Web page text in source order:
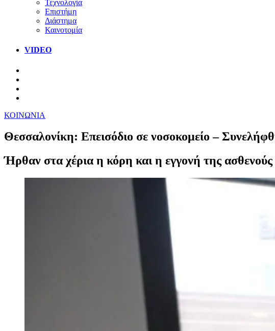
Τεχνολογία
Επιστήμη
Διάστημα
Καινοτομία
VIDEO
ΚΟΙΝΩΝΙΑ
Θεσσαλονίκη: Επεισόδιο σε νοσοκομείο –
Ήρθαν στα χέρια η κόρη και η εγγονή της ασθενούς